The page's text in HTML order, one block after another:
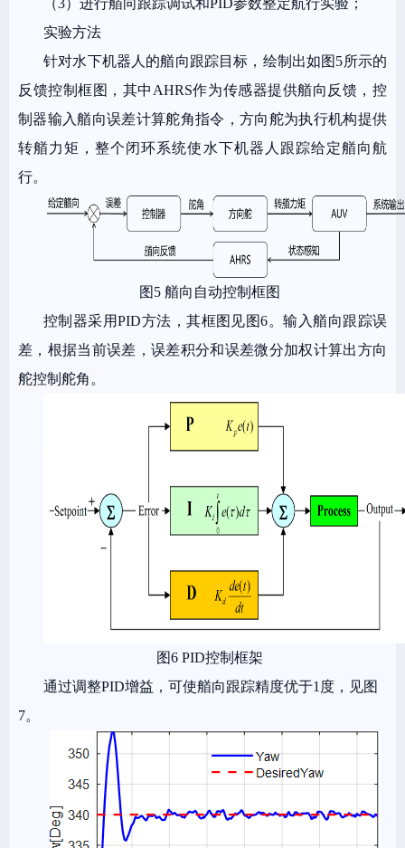
实验方法
针对水下机器人的艏向跟踪目标，绘制出如图5所示的
反馈控制框图，其中AHRS作为传感器提供艏向反馈，控
制器输入艏向误差计算舵角指令，方向舵为执行机构提供
转艏力矩，整个闭环系统使水下机器人跟踪给定艏向航
行。
图5 艏向自动控制框图
控制器采用PID方法，其框图见图6。输入艏向跟踪误
差，根据当前误差，误差积分和误差微分加权计算出方向
舵控制舵角。
图6 PID控制框架
通过调整PID增益，可使艏向跟踪精度优于1度，见图
7。